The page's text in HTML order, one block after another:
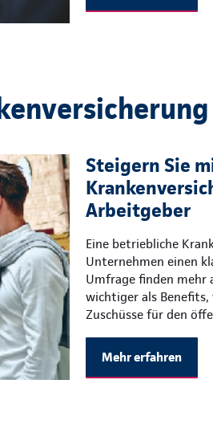
Steigern Sie
Arbeitgeber
Eine betriebliche
Unternehmen einen
Umfrage finden mehr
wichtiger als Benefits,
Zuschüsse für den
Mehr erfahren